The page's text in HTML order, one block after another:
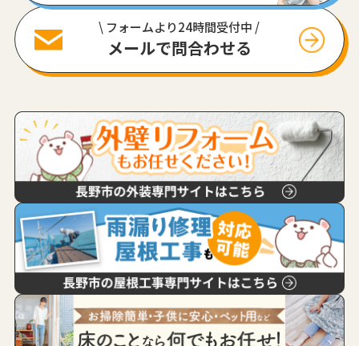
\ フォームより24時間受付中 /
メールで問合わせる